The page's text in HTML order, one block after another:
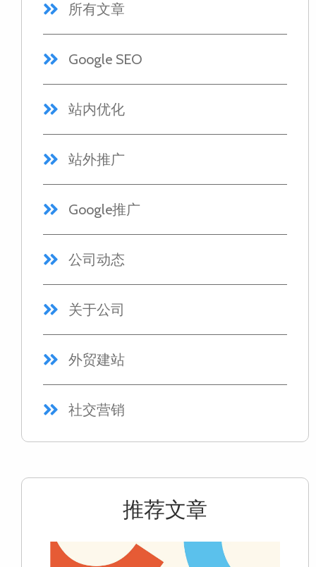
所有文章
Google SEO
站内优化
站外推广
Google推广
公司动态
关于公司
外贸建站
社交营销
推荐文章